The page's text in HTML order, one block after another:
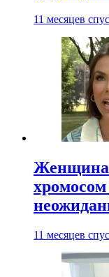
11 месяцев
Женщина
11 месяцев